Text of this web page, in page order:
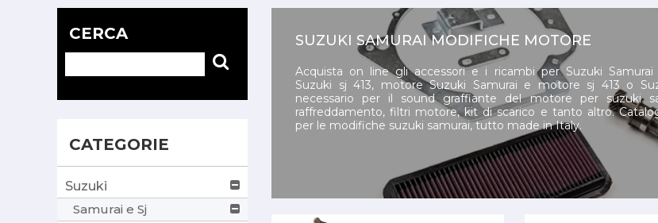
CERCA
CATEGORIE
Suzuki
Samurai e Sj
SUZUKI SAMURAI MODIFICHE MOTORE
Acquista on line gli accessori e i ricambi per Suzuki
Suzuki sj 413, motore Suzuki Samurai e motore sj 413 o
necessario per il sound graffiante del motore per suzuki
raffreddamento, filtri motore, kit di scarico e tanto altro.
per le modifiche suzuki samurai, tutto made in Italy.